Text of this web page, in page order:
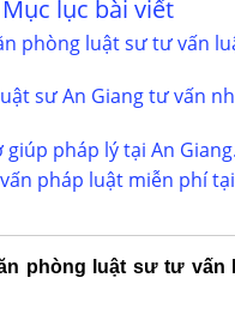
Mục lục bài viết
phòng luật sư tư vấn
sư An Giang tư vấn
pháp lý tại An Giang.
pháp luật miễn phí
phòng luật sư tư vấn